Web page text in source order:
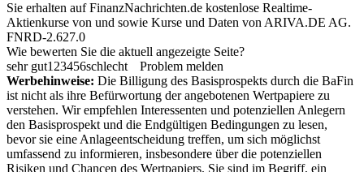
Sie erhalten auf FinanzNachrichten.de kostenlose Realtime-
Aktienkurse von und sowie Kurse und Daten von ARIVA.DE AG.
FNRD-2.627.0
Wie bewerten Sie die aktuell angezeigte Seite?
sehr gut1 23456schlecht
Problem melden
Werbehinweise: Die Billigung des Basisprospekts durch die BaFin
ist nicht als ihre Befürwortung der angebotenen Wertpapiere zu
verstehen. Wir empfehlen Interessenten und potenziellen Anlegern
den Basisprospekt und die Endgültigen Bedingungen zu lesen,
bevor sie eine Anlageentscheidung treffen, um sich möglichst
umfassend zu informieren, insbesondere über die potenziellen
Risiken und Chancen des Wertpapiers. Sie sind im Begriff, ein